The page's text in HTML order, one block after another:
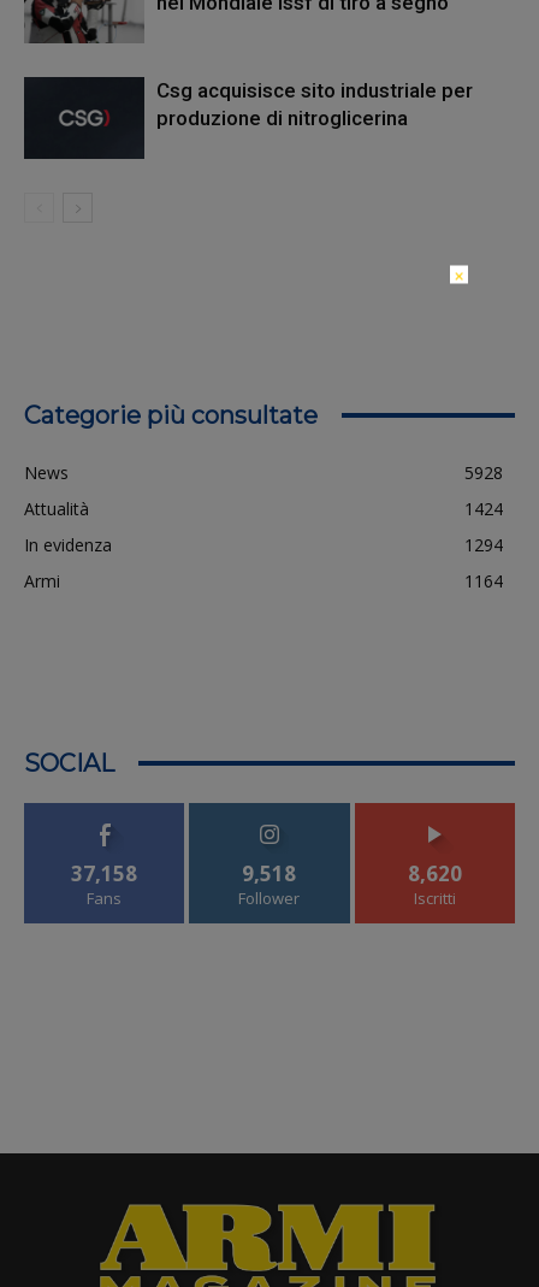
Csg acquisisce sito industriale per
produzione di nitroglicerina
Categorie più consultate
News
5928
Attualità
1424
In evidenza
1294
Armi
1164
SOCIAL
37,158
Fans
9,518
Follower
8,620
Iscritti
×